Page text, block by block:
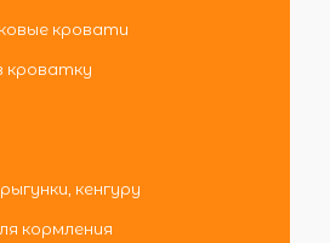
кровати
кроватку
кенгуру
кормления